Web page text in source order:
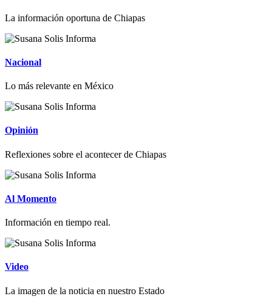
La información oportuna de Chiapas
Nacional
Lo más relevante en México
Opinión
Reflexiones sobre el acontecer de Chiapas
Al Momento
Información en tiempo real.
Video
La imagen de la noticia en nuestro Estado